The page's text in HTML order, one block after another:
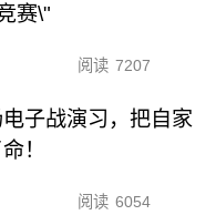
赛\"
阅读 7207
子战演习，把自家
！
阅读 6054